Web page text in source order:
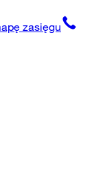
zasięgu